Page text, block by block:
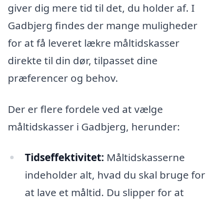
giver dig mere tid til det, du holder af. I
Gadbjerg findes der mange muligheder
for at få leveret lækre måltidskasser
direkte til din dør, tilpasset dine
præferencer og behov.
Der er flere fordele ved at vælge
måltidskasser i Gadbjerg, herunder:
Tidseffektivitet: Måltidskasserne
indeholder alt, hvad du skal bruge for
at lave et måltid. Du slipper for at